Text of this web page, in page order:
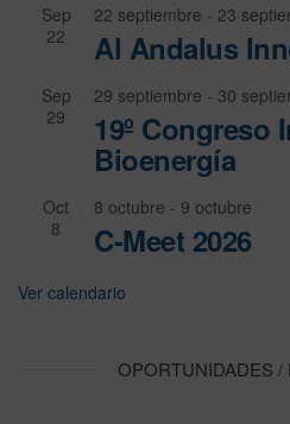
Sep
22
22 septiembre - 23
Al Andalus
Sep
29
29 septiembre - 30
19º Congreso
Bioenergía
Oct
8
8 octubre - 9 octubre
C-Meet 2026
Ver calendario
OPORTUNIDADES /